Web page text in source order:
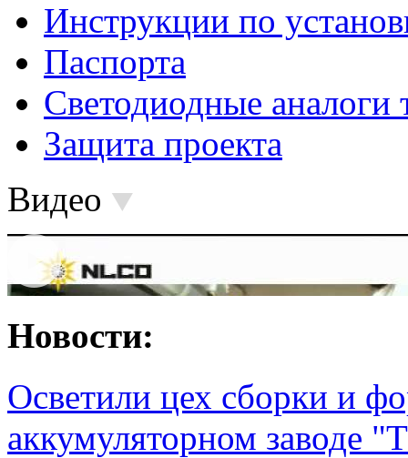
Инструкции по
Паспорта
Светодиодные аналоги
Защита проекта
Видео
Новости:
Осветили цех сборки и
аккумуляторном заводе